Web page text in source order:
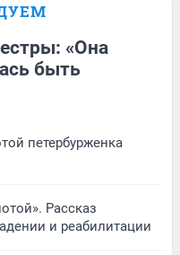
«Она
быть
петербурженка
Рассказ
и реабилитации